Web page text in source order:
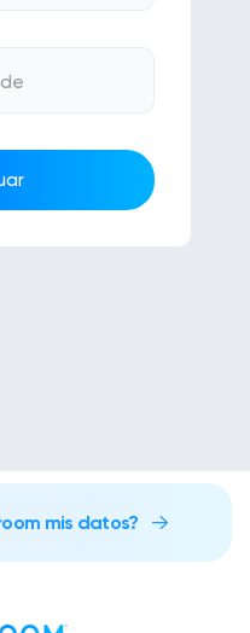
mis datos?